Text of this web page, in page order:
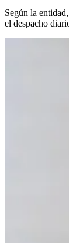
Según la
el despacho